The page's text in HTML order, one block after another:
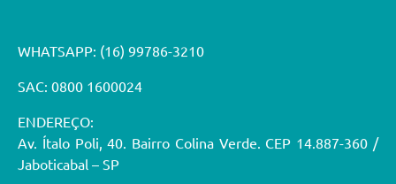
WHATSAPP: (16) 99786-3210
SAC: 0800 1600024
ENDEREÇO:
Av. Ítalo Poli, 40. Bairro Colina Verde. CEP 14.887-360 /
Jaboticabal – SP